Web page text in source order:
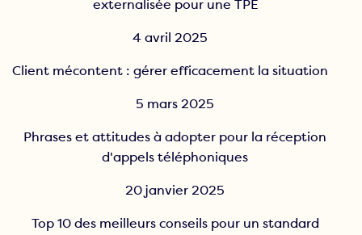
externalisée pour une TPE
4 avril 2025
Client mécontent : gérer efficacement la situation
5 mars 2025
Phrases et attitudes à adopter pour la réception
d'appels téléphoniques
20 janvier 2025
Top 10 des meilleurs conseils pour un standard